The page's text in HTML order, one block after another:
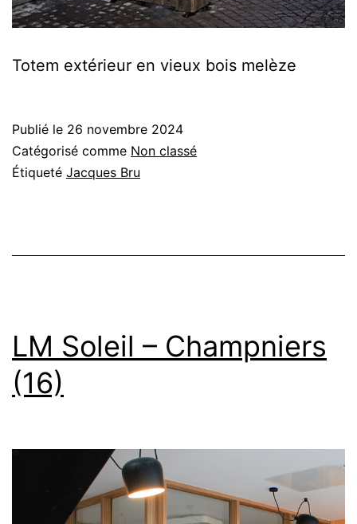
Totem extérieur en vieux bois melèze
Publié le 26 novembre 2024
Catégorisé comme Non classé
Étiqueté Jacques Bru
LM Soleil – Champniers
(16)